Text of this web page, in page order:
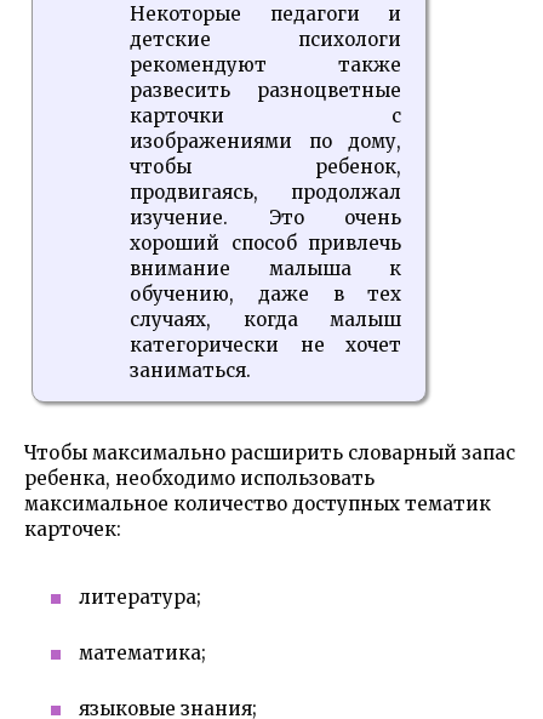
Некоторые педагоги и
детские психологи
рекомендуют также
развесить разноцветные
карточки с
изображениями по дому,
чтобы ребенок,
продвигаясь, продолжал
изучение. Это очень
хороший способ привлечь
внимание малыша к
обучению, даже в тех
случаях, когда малыш
категорически не хочет
заниматься.
Чтобы максимально расширить словарный запас
ребенка, необходимо использовать
максимальное количество доступных тематик
карточек:
литература;
математика;
языковые знания;